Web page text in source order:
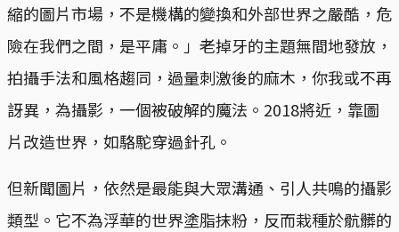
縮的圖片市場，不是機構的變換和外部世界之嚴酷，危
險在我們之間，是平庸。」老掉牙的主題無間地發放，
拍攝手法和風格趨同，過量刺激後的麻木，你我或不再
訝異，為攝影，一個被破解的魔法。2018將近，靠圖
片改造世界，如駱駝穿過針孔。
但新聞圖片，依然是最能與大眾溝通、引人共鳴的攝影
類型。它不為浮華的世界塗脂抹粉，反而栽種於骯髒的